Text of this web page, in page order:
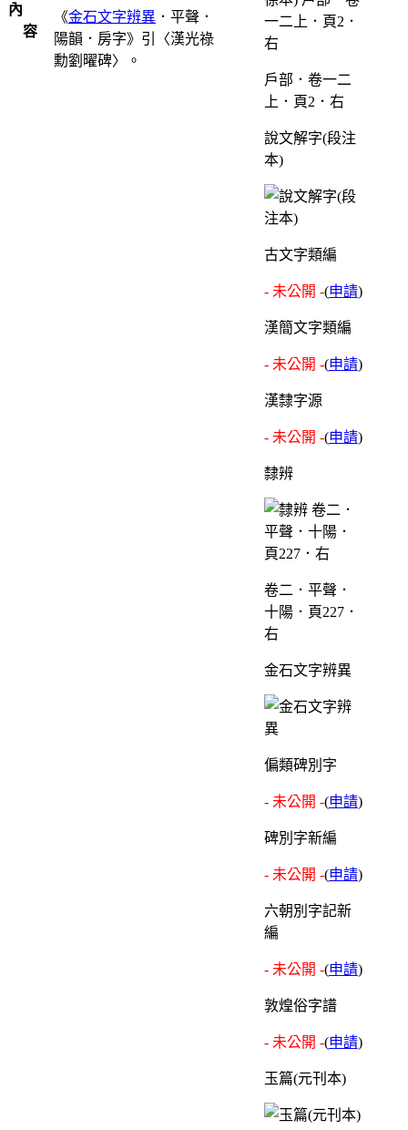
內
容
《金石文字辨異 ．平聲．
陽韻．房字》引〈漢光祿
勳劉曜碑〉。
戶部．卷一二
上．頁2．右
說文解字(段注
本)
古文字類編
- 未公開 -(申請)
漢簡文字類編
- 未公開 -(申請)
漢隸字源
- 未公開 -(申請)
隸辨
卷二．平聲．
十陽．頁227．
右
金石文字辨異
偏類碑別字
- 未公開 -(申請)
碑別字新編
- 未公開 -(申請)
六朝別字記新
編
- 未公開 -(申請)
敦煌俗字譜
- 未公開 -(申請)
玉篇(元刊本)